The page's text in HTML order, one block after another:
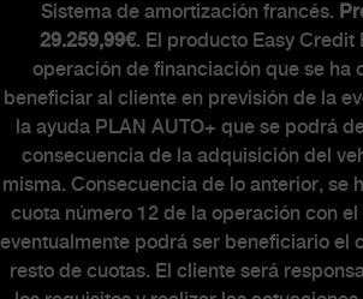
Sistema de amortización francés.
29.259,99€. El producto Easy Credit
operación de financiación que se ha
beneficiar al cliente en previsión de la
la ayuda PLAN AUTO+ que se podrá
consecuencia de la adquisición del
misma. Consecuencia de lo anterior, se
cuota número 12 de la operación con
eventualmente podrá ser beneficiario el
resto de cuotas. El cliente será